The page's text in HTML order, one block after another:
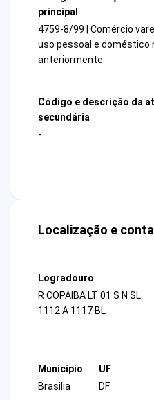
principal
4759-8/99 | Comércio
uso pessoal e doméstico
anteriormente
Código e descrição da
secundária
-
Localização e
Logradouro
R COPAIBA LT 01 S N SL
1112 A 1117 BL
Município
Brasilia
UF
DF